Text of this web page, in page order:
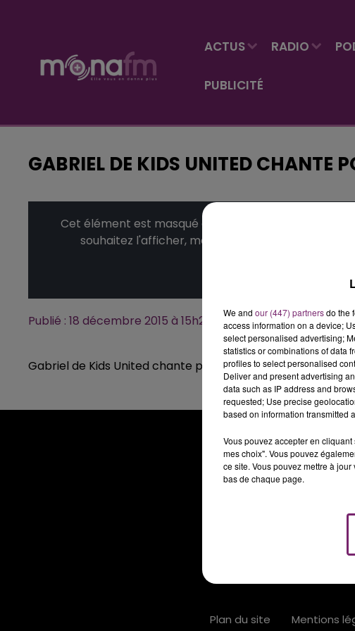
ACTUS RADIO
PUBLICITÉ
GABRIEL DE KIDS UNITED CHANTE
Cet élément est masqué compte-tenu du refus du
souhaitez l'afficher, merci de nous donner votre
Publié : 18 décembre 2015 à 15h24
Gabriel de Kids United chante pour Mona FM
Plan du site Mentions
We and our (447) partnersdo the
access information on a device;
select personalised advertising;
statistics or combinations of data
profiles to select personalised
Deliver and present advertising
data such as IP address and
requested; Use precise
based on information transmitted
Vous pouvez accepter en
mes choix". Vous pouvez
ce site. Vous pouvez mettre à
bas de chaque page.